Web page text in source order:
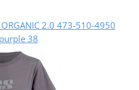
2.0 473-510-4950
38